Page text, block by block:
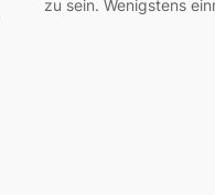
zu sein. Wenigstens